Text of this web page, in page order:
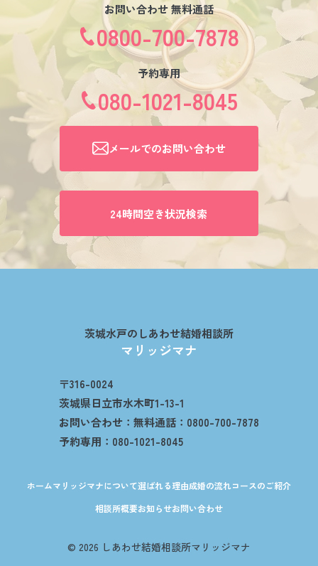
お問い合わせ 無料通話
0800-700-7878
予約専用
080-1021-8045
メールでのお問い合わせ
24時間空き状況検索
茨城水戸のしあわせ結婚相談所
マリッジマナ
〒316-0024
茨城県日立市水木町1-13-1
お問い合わせ：無料通話：0800-700-7878
予約専用：080-1021-8045
ホームマリッジマナについて選ばれる理由成婚の流れコースのご紹介
相談所概要お知らせお問い合わせ
© 2026 しあわせ結婚相談所マリッジマナ